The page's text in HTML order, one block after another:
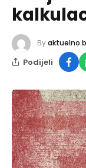
By
Podijeli